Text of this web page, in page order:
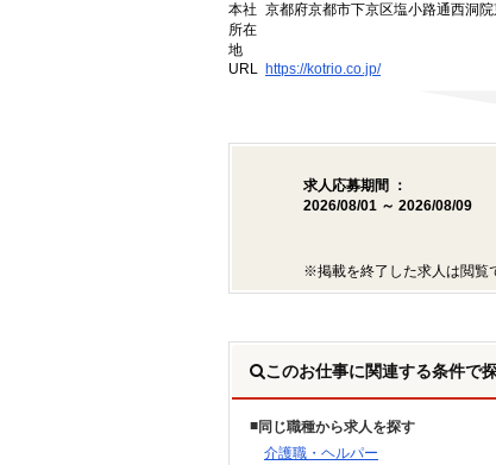
本社
所在
地
京都府京都市下京区塩小路通西洞
URL https://kotrio.co.jp/
求人応募期間 ：
2026/08/01 ～ 2026/08/09
※掲載を終了した求人は閲覧
このお仕事に関連する条件で
同じ職種から求人を探す
介護職・ヘルパー